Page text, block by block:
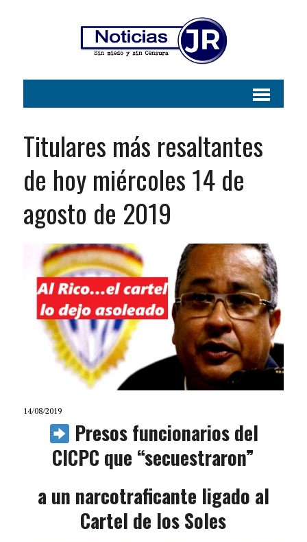
Titulares más resaltantes
de hoy miércoles 14 de
agosto de 2019
14/08/2019
Presos funcionarios del
CICPC que “secuestraron”
a un narcotraficante ligado al
Cartel de los Soles